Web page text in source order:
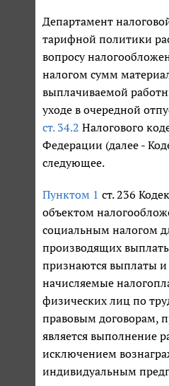
Департамент
тарифной политики
вопросу
налогом сумм
выплачиваемой
уходе в очередной
ст. 34.2 Налогового
Федерации (далее -
следующее.
Пунктом 1 ст. 236
объектом
социальным налогом
производящих
признаются выплаты
начисляемые
физических лиц по
правовым договорам,
является выполнение
исключением
индивидуальным